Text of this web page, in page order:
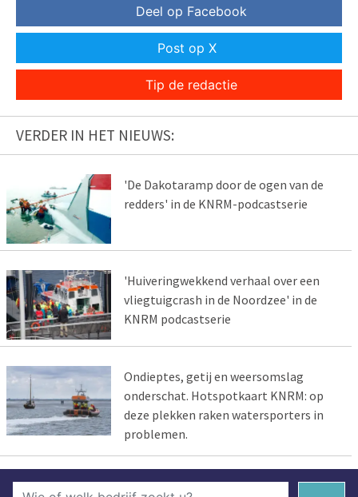
Deel op Facebook
Post op X
Tip de redactie
VERDER IN HET NIEUWS:
'De Dakotaramp door de ogen van de
redders' in de KNRM-podcastserie
'Huiveringwekkend verhaal over een
vliegtuigcrash in de Noordzee' in de
KNRM podcastserie
Ondieptes, getij en weersomslag
onderschat. Hotspotkaart KNRM: op
deze plekken raken watersporters in
problemen.